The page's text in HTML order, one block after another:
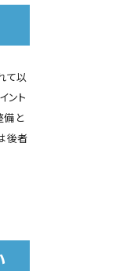
て以
ント
備と
後者